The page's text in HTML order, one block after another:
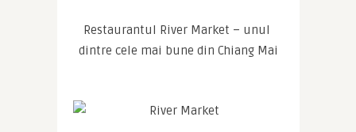
Restaurantul River Market – unul
dintre cele mai bune din Chiang Mai